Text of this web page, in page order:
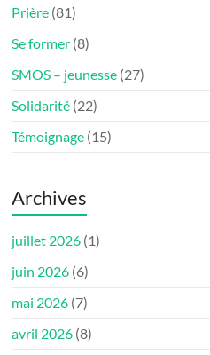
Prière (81)
Se former (8)
SMOS – jeunesse (27)
Solidarité (22)
Témoignage (15)
Archives
juillet 2026 (1)
juin 2026 (6)
mai 2026 (7)
avril 2026 (8)